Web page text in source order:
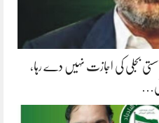
بجلی کی اجازت نہیں دے رہا،